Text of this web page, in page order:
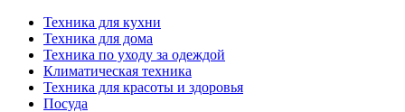
Техника для кухни
Техника для дома
Техника по уходу за одеждой
Климатическая техника
Техника для красоты и здоровья
Посуда